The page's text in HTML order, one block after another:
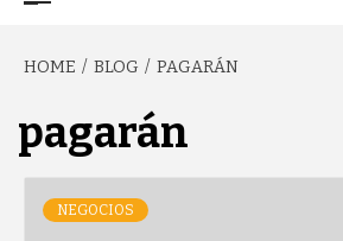
HOME BLOG PAGARÁN
pagarán
NEGOCIOS